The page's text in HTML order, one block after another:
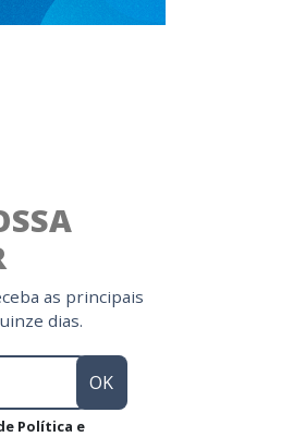
as principais
dias.
Política e